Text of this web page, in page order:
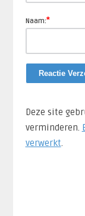
Naam:*
Deze site
verminderen.
verwerkt.